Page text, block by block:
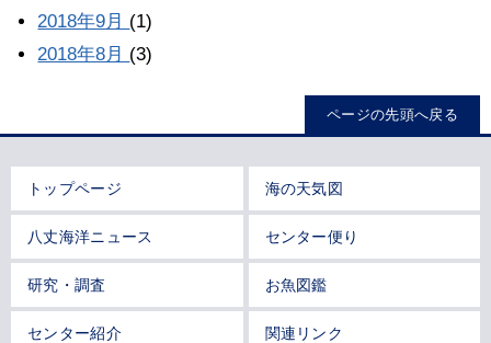
2018年9月 (1)
2018年8月 (3)
ページの先頭へ戻る
トップページ 海の天気図
八丈海洋ニュース センター便り
研究・調査 お魚図鑑
センター紹介 関連リンク